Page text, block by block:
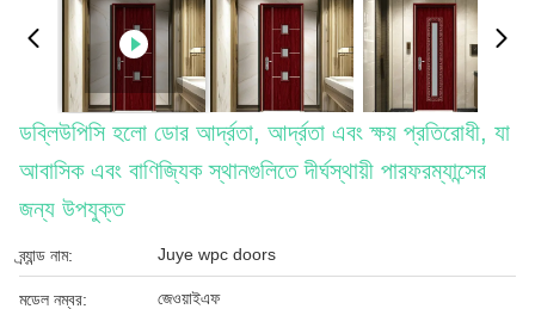
ডব্লিউপিসি হলো ডোর আর্দ্রতা, আর্দ্রতা এবং ক্ষয় প্রতিরোধী, যা
আবাসিক এবং বাণিজ্যিক স্থানগুলিতে দীর্ঘস্থায়ী পারফরম্যান্সের
জন্য উপযুক্ত
ব্র্যান্ড নাম: Juye wpc doors
মডেল নম্বর: জেওয়াইএফ